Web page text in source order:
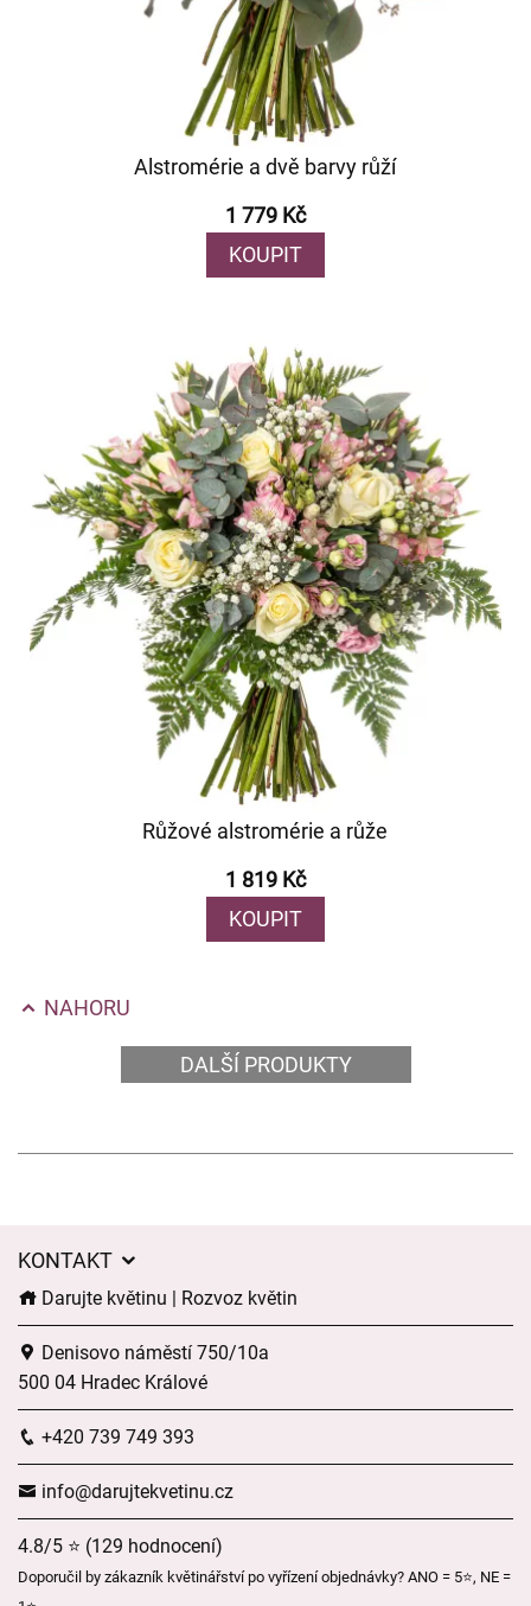
Alstromérie a dvě barvy růží
1 779 Kč
KOUPIT
Růžové alstromérie a růže
1 819 Kč
KOUPIT
NAHORU
DALŠÍ PRODUKTY
KONTAKT
Darujte květinu | Rozvoz květin
Denisovo náměstí 750/10a
500 04 Hradec Králové
+420 739 749 393
info@darujtekvetinu.cz
4.8/5 ⭐ (129 hodnocení)
Doporučil by zákazník květinářství po vyřízení objednávky? ANO = 5⭐, NE =